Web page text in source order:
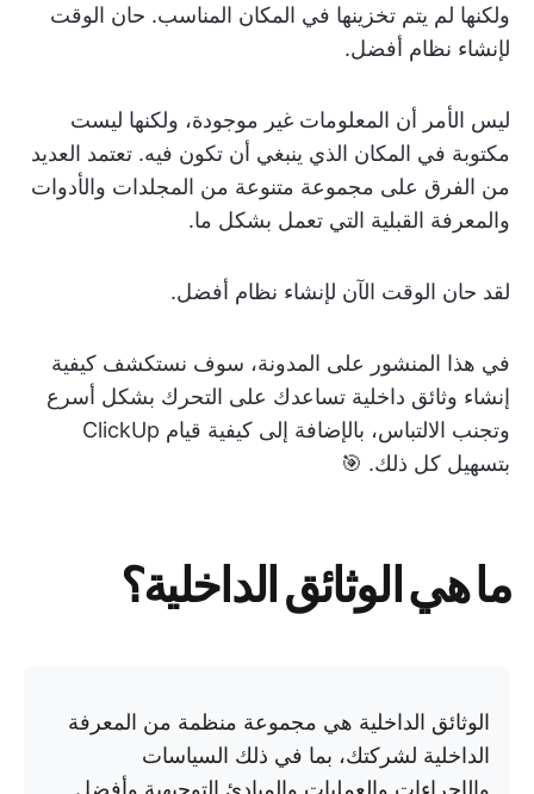
ولكنها لم يتم تخزينها في المكان المناسب. حان الوقت
لإنشاء نظام أفضل.
ليس الأمر أن المعلومات غير موجودة، ولكنها ليست
مكتوبة في المكان الذي ينبغي أن تكون فيه. تعتمد العديد
من الفرق على مجموعة متنوعة من المجلدات والأدوات
والمعرفة القبلية التي تعمل بشكل ما.
لقد حان الوقت الآن لإنشاء نظام أفضل.
في هذا المنشور على المدونة، سوف نستكشف كيفية
إنشاء وثائق داخلية تساعدك على التحرك بشكل أسرع
وتجنب الالتباس، بالإضافة إلى كيفية قيام ClickUp
بتسهيل كل ذلك. 🎯
ما هي الوثائق الداخلية؟
الوثائق الداخلية هي مجموعة منظمة من المعرفة
الداخلية لشركتك، بما في ذلك السياسات
والإجراءات والعمليات والمبادئ التوجيهية وأفضل